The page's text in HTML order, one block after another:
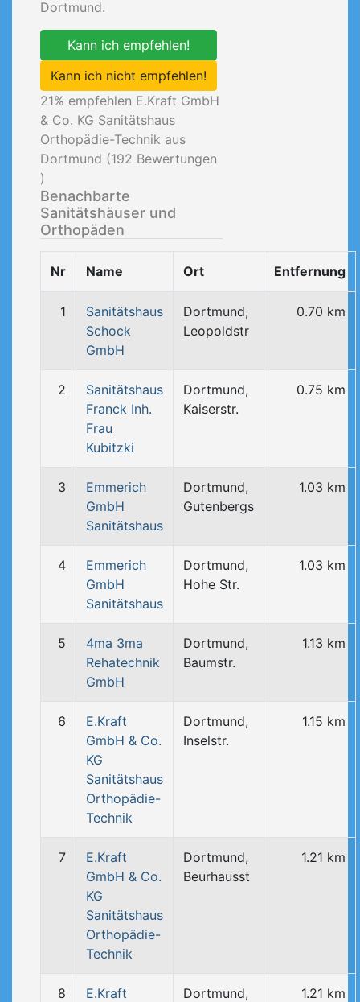
Dortmund.
Kann ich empfehlen!
Kann ich nicht empfehlen!
21% empfehlen E.Kraft GmbH
& Co. KG Sanitätshaus
Orthopädie-Technik aus
Dortmund (192 Bewertungen
)
Benachbarte
Sanitätshäuser und
Orthopäden
Nr Name Ort Entfernung
1
Sanitätshaus
Schock
GmbH
Dortmund,
Leopoldstr
0.70 km
2
Sanitätshaus
Franck Inh.
Frau
Kubitzki
Dortmund,
Kaiserstr.
0.75 km
3
Emmerich
GmbH
Sanitätshaus
Dortmund,
Gutenbergs
1.03 km
4
Emmerich
GmbH
Sanitätshaus
Dortmund,
Hohe Str.
1.03 km
5
4ma 3ma
Rehatechnik
GmbH
Dortmund,
Baumstr.
1.13 km
6
E.Kraft
GmbH & Co.
KG
Sanitätshaus
Orthopädie-
Technik
Dortmund,
Inselstr.
1.15 km
7
E.Kraft
GmbH & Co.
KG
Sanitätshaus
Orthopädie-
Technik
Dortmund,
Beurhausst
1.21 km
8
E.Kraft
Dortmund,
1.21 km